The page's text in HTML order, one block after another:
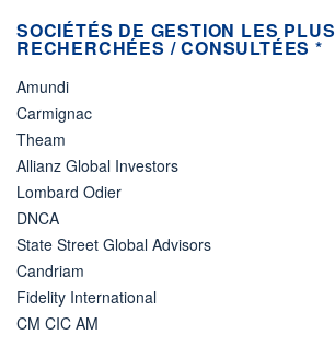
SOCIÉTÉS DE GESTION LES PLUS
RECHERCHÉES / CONSULTÉES *
Amundi
Carmignac
Theam
Allianz Global Investors
Lombard Odier
DNCA
State Street Global Advisors
Candriam
Fidelity International
CM CIC AM